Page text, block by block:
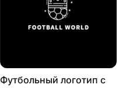
Футбольный логотип с